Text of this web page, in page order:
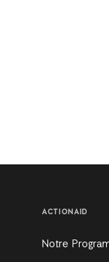
ACTIONAID
Notre